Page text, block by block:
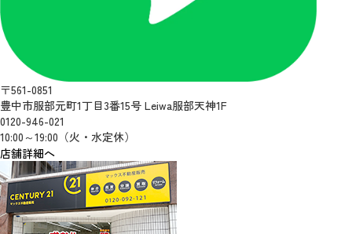
〒561-0851
豊中市服部元町1丁目3番15号 Leiwa服部天神1F
0120-946-021
10:00～19:00（火・水定休）
店舗詳細へ